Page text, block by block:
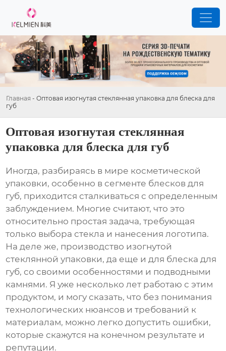
Главная - Оптовая изогнутая стеклянная упаковка для блеска для
губ
Оптовая изогнутая стеклянная
упаковка для блеска для губ
Иногда, разбираясь в мире косметической
упаковки, особенно в сегменте блесков для
губ, приходится сталкиваться с определенным
заблуждением. Многие считают, что это
относительно простая задача, требующая
только выбора стекла и нанесения логотипа.
На деле же, производство изогнутой
стеклянной упаковки, да еще и для блеска для
губ, со своими особенностями и подводными
камнями. Я уже несколько лет работаю с этим
продуктом, и могу сказать, что без понимания
технологических нюансов и требований к
материалам, можно легко допустить ошибки,
которые скажутся на конечном результате и
репутации.